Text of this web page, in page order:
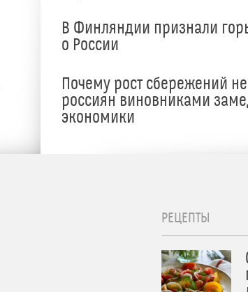
В Финляндии признали
о России
Почему рост сбережений
россиян виновниками
экономики
РЕЦЕПТЫ